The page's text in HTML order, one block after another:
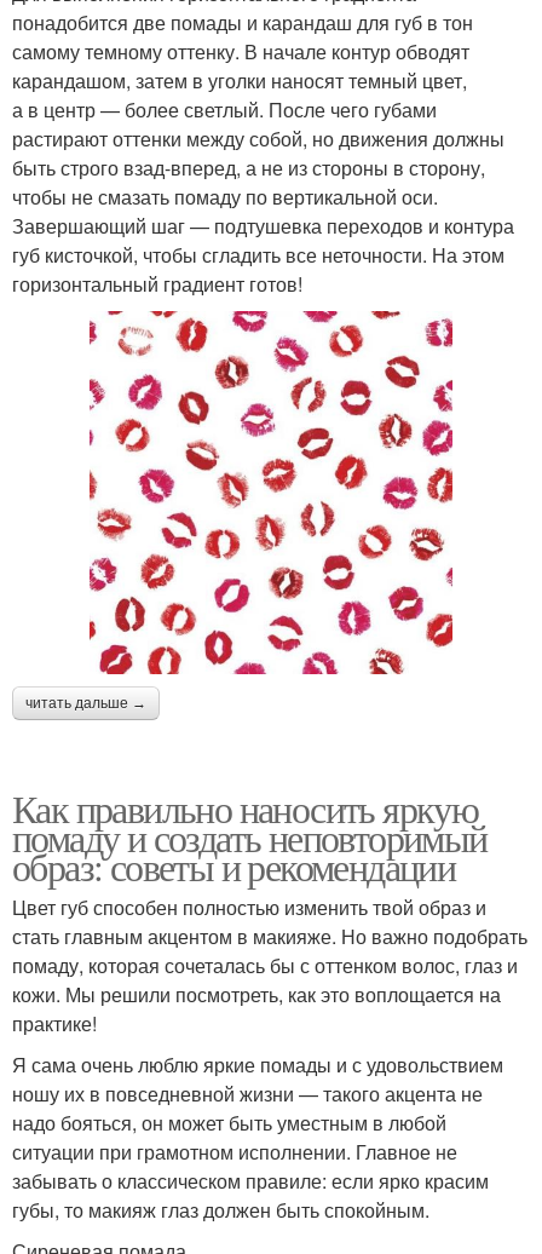
понадобится две помады и карандаш для губ в тон
самому темному оттенку. В начале контур обводят
карандашом, затем в уголки наносят темный цвет,
а в центр — более светлый. После чего губами
растирают оттенки между собой, но движения должны
быть строго взад-вперед, а не из стороны в сторону,
чтобы не смазать помаду по вертикальной оси.
Завершающий шаг — подтушевка переходов и контура
губ кисточкой, чтобы сгладить все неточности. На этом
горизонтальный градиент готов!
читать дальше →
Как правильно наносить яркую
помаду и создать неповторимый
образ: советы и рекомендации
Цвет губ способен полностью изменить твой образ и
стать главным акцентом в макияже. Но важно подобрать
помаду, которая сочеталась бы с оттенком волос, глаз и
кожи. Мы решили посмотреть, как это воплощается на
практике!
Я сама очень люблю яркие помады и с удовольствием
ношу их в повседневной жизни — такого акцента не
надо бояться, он может быть уместным в любой
ситуации при грамотном исполнении. Главное не
забывать о классическом правиле: если ярко красим
губы, то макияж глаз должен быть спокойным.